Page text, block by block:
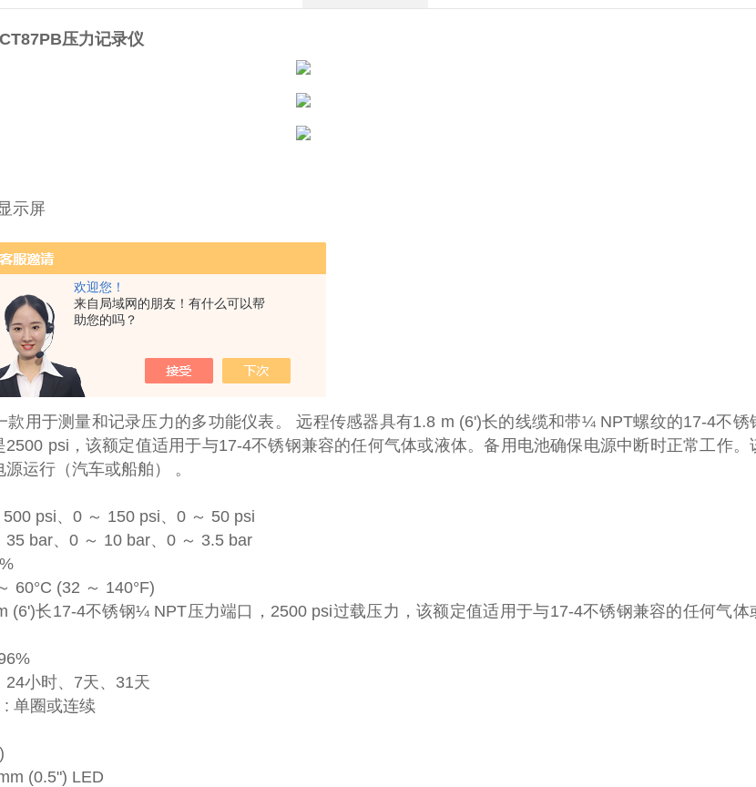
欢迎您！
来自局域网的朋友！有什么可以帮
助您的吗？
压力记录仪
示屏
压力记录仪
款用于测量和记录压力的多功能仪表。 远程传感器具有1.8 m (6')长的线缆和带¼ NPT螺纹的17-4不锈
2500 psi，该额定值适用于与17-4不锈钢兼容的任何气体或液体。备用电池确保电源中断时正常工作。
运行（汽车或船舶） 。
psi、0 ～ 150 psi、0 ～ 50 psi
35 bar、0 ～ 10 bar、0 ～ 3.5 bar
60°C (32 ～ 140°F)
(6')长17-4不锈钢¼ NPT压力端口，2500 psi过载压力，该额定值适用于与17-4不锈钢兼容的任何气体
小时、7天、31天
: 单圈或连续
(0.5") LED